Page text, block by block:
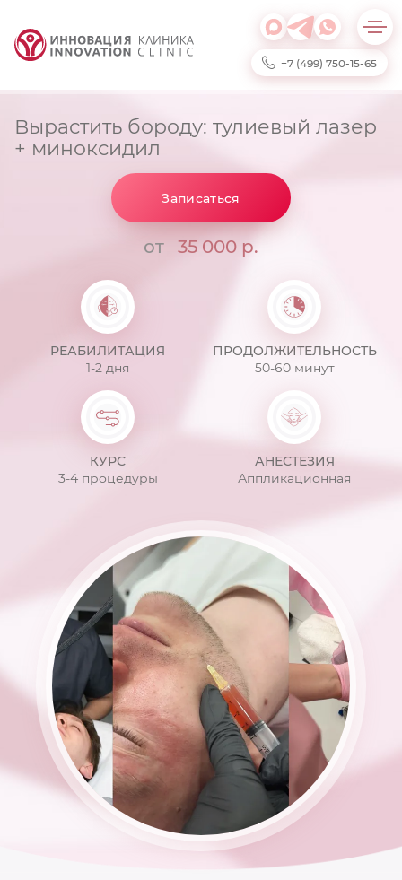
+7 (499) 750-15-65
Вырастить бороду: тулиевый лазер
+ миноксидил
Записаться
от 35 000 р.
РЕАБИЛИТАЦИЯ
1-2 дня
ПРОДОЛЖИТЕЛЬНОСТЬ
50-60 минут
КУРС
3-4 процедуры
АНЕСТЕЗИЯ
Аппликационная